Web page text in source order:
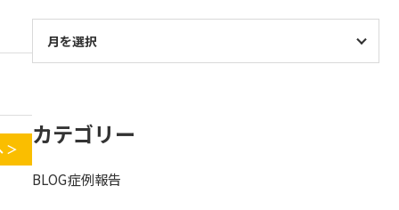
＞
カテゴリー
BLOG症例報告